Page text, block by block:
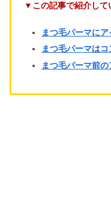
▼この記事で紹介して
まつ毛パーマに
まつ毛パーマは
まつ毛パーマ前